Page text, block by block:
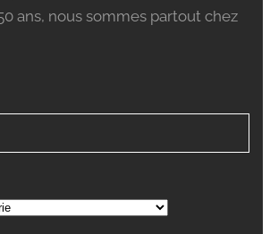
ans, nous sommes partout chez